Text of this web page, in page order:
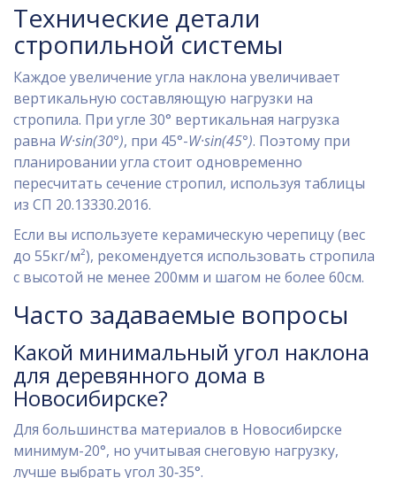
Технические детали
стропильной системы
Каждое увеличение угла наклона увеличивает
вертикальную составляющую нагрузки на
стропила. При угле 30° вертикальная нагрузка
равна W·sin(30°), при 45°-W·sin(45°). Поэтому при
планировании угла стоит одновременно
пересчитать сечение стропил, используя таблицы
из СП 20.13330.2016.
Если вы используете керамическую черепицу (вес
до 55кг/м²), рекомендуется использовать стропила
с высотой не менее 200мм и шагом не более 60см.
Часто задаваемые вопросы
Какой минимальный угол наклона
для деревянного дома в
Новосибирске?
Для большинства материалов в Новосибирске
минимум-20°, но учитывая снеговую нагрузку,
лучше выбрать угол 30‑35°.